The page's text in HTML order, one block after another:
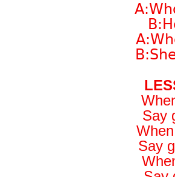
Say
Say